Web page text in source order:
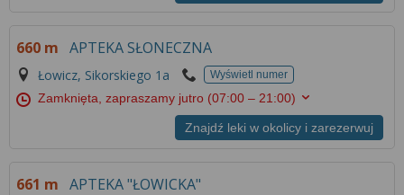
660 m APTEKA SŁONECZNA
Łowicz, Sikorskiego 1a Wyświetl numer
Zamknięta, zapraszamy jutro (07:00 – 21:00)
Znajdź leki w okolicy i zarezerwuj
661 m APTEKA "ŁOWICKA"